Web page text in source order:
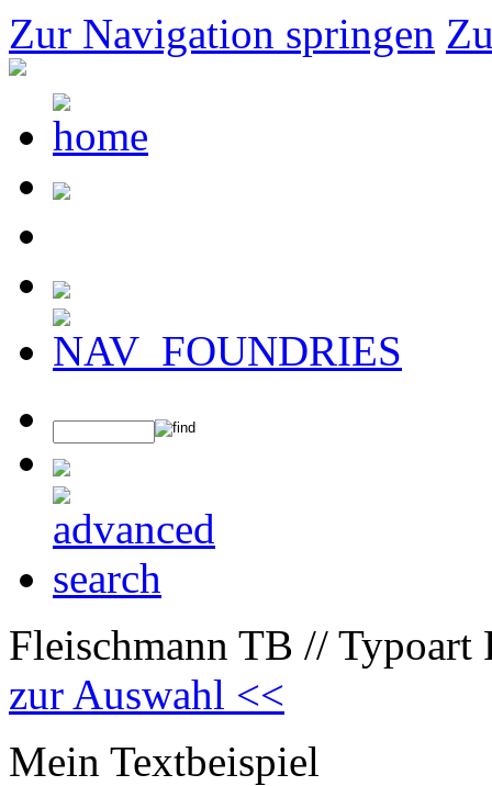
Zur Navigation springen
Fleischmann TB //
zur Auswahl <<
Mein Textbeispiel